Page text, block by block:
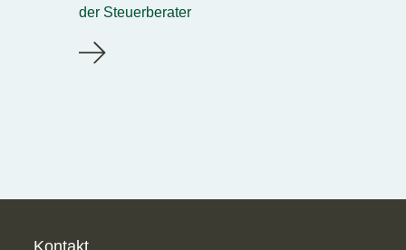
der Steuerberater